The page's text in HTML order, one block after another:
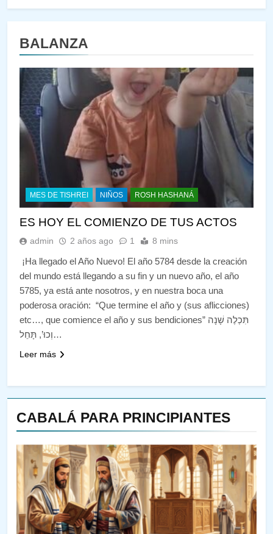
CABALÁ PARA PRINCIPIANTES
143
¿QUIÉN ES SABIO? EL QUE
VE LO QUE VA A NACER
PENSAMIENTO JUDÍO PIRKEI AVOT
BALANZA
MES DE TISHREI NIÑOS ROSH HASHANÁ
ES HOY EL COMIENZO DE TUS ACTOS
admin 2 años ago 1 8 mins
¡Ha llegado el Año Nuevo! El año 5784 desde la creación
del mundo está llegando a su fin y un nuevo año, el año
5785, ya está ante nosotros, y en nuestra boca una
poderosa oración: “Que termine el año y (sus aflicciones)
etc…, que comience el año y sus bendiciones” תִּכְלֶה שָׁנָה
וְכוּ’, תָּחֵל…
Leer más